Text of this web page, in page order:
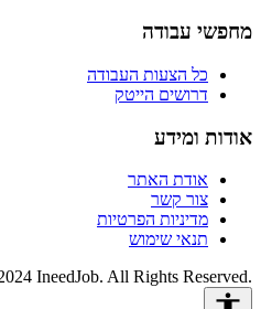
מחפשי עבודה
כל הצעות העבודה
דרושים הייטק
אודות ומידע
אודת האתר
צור קשר
מדיניות הפרטיות
תנאי שימוש
IneedJob. All Rights Reserved.